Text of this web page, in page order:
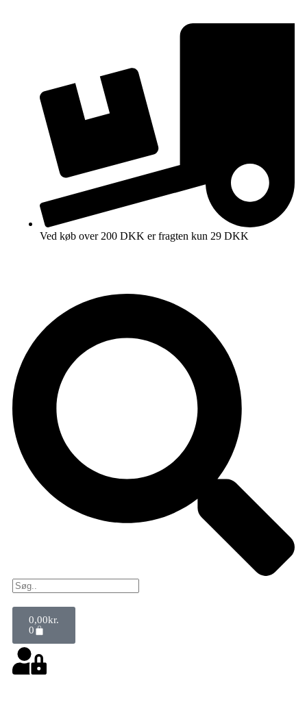
Ved køb over 200 DKK er fragten kun 29 DKK
0,00kr.
0